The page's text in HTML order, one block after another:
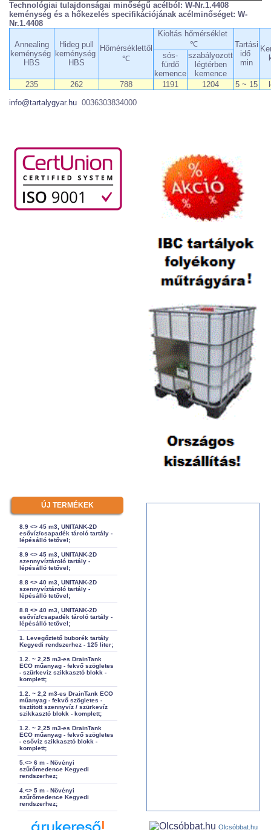
Technológiai tulajdonságai minőségű acélból: W-Nr.1.4408
keménység és a hőkezelés specifikációjának acélminőséget: W-
Nr.1.4408
Annealing
keménység
HBS
Hideg pull
keménység
HBS
Hőmérséklettől
℃
Kioltás hőmérséklet
℃
Tartási
idő
min
sós-
fürdő
kemence
szabályozott
légtérben
kemence
235
262 788 1191 1204 5 ~ 15
info@tartalygyar.hu 0036303834000
ÚJ TERMÉKEK
8.9 <> 45 m3, UNITANK-2D
esővíz/csapadék tároló tartály -
lépésálló tetővel;
8.9 <> 45 m3, UNITANK-2D
szennyvíztároló tartály -
lépésálló tetővel;
8.8 <> 40 m3, UNITANK-2D
szennyvíztároló tartály -
lépésálló tetővel;
8.8 <> 40 m3, UNITANK-2D
esővíz/csapadék tároló tartály -
lépésálló tetővel;
1. Levegőztető buborék tartály
Kegyedi rendszerhez - 125 liter;
1.2. ~ 2,25 m3-es DrainTank
ECO műanyag - fekvő szögletes
- szürkevíz szikkasztó blokk -
komplett;
1.2. ~ 2,2 m3-es DrainTank ECO
műanyag - fekvő szögletes -
tisztított szennyvíz / szürkevíz
szikkasztó blokk - komplett;
1.2. ~ 2,25 m3-es DrainTank
ECO műanyag - fekvő szögletes
- esővíz szikkasztó blokk -
komplett;
5.<> 6 m - Növényi
szűrőmedence Kegyedi
rendszerhez;
4.<> 5 m - Növényi
szűrőmedence Kegyedi
rendszerhez;
Olcsóbbat.hu